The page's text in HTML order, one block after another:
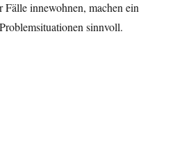
Fälle innewohnen, machen ein
sinnvoll.